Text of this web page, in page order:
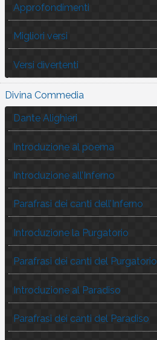
Approfondimenti
Migliori versi
Versi divertenti
Divina Commedia
Dante Alighieri
Introduzione al poema
Introduzione all’Inferno
Parafrasi dei canti dell’Inferno
Introduzione la Purgatorio
Parafrasi dei canti del Purgatorio
Introduzione al Paradiso
Parafrasi dei canti del Paradiso